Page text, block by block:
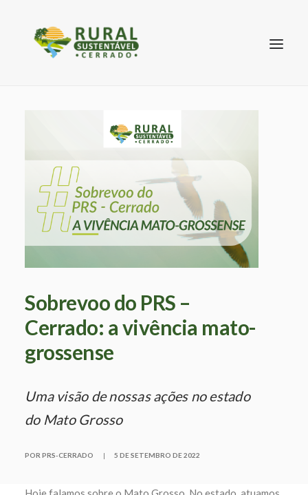
SEARCH
Sobrevoo do PRS –
Cerrado: a vivência mato-
grossense
Uma visão de nossas ações no estado
do Mato Grosso
POR PRS-CERRADO | 5 DE SETEMBRO DE 2022